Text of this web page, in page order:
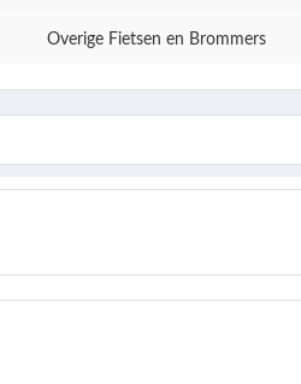
Overige Fietsen en Brommers